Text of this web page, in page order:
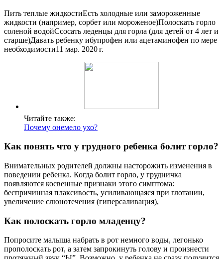
Пить теплые жидкостиЕсть холодные или замороженные
жидкости (например, сорбет или мороженое)Полоскать горло
соленой водойСсосать леденцы для горла (для детей от 4 лет и
старше)Давать ребенку ибупрофен или ацетаминофен по мере
необходимости11 мар. 2020 г.
Читайте также:
Почему онемело ухо?
Как понять что у грудного ребенка болит горло?
Внимательных родителей должны насторожить изменения в
поведении ребенка. Когда болит горло, у грудничка
появляются косвенные признаки этого симптома:
беспричинная плаксивость, усиливающаяся при глотании,
увеличение слюнотечения (гиперсаливация),
Как полоскать горло младенцу?
Попросите малыша набрать в рот немного воды, легонько
прополоскать рот, а затем запрокинуть голову и произнести